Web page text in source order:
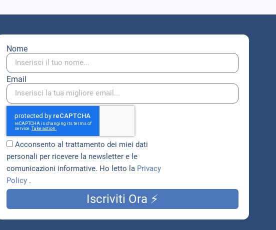
Nome
Email
Acconsento al trattamento dei miei dati
personali per ricevere la newsletter e le
comunicazioni informative. Ho letto la Privacy
Policy .
Iscriviti Ora ⚡